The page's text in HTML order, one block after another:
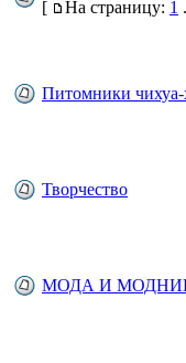
[ На страницу: 1
Питомники чихуа-
Творчество
МОДА И